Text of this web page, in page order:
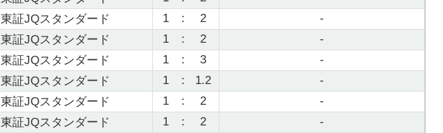
東証JQスタンダード 1 : 2
-
東証JQスタンダード 1 : 2
-
東証JQスタンダード 1 : 3
-
東証JQスタンダード 1 : 1.2
-
東証JQスタンダード 1 : 2
-
東証JQスタンダード 1 : 2
-